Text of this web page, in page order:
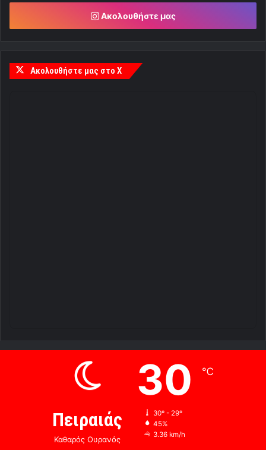
Ακολουθήστε μας
Ακολουθήστε μας στο X
Πειραιάς
Καθαρός Ουρανός
30 ℃
30º - 29º
45%
3.36 km/h